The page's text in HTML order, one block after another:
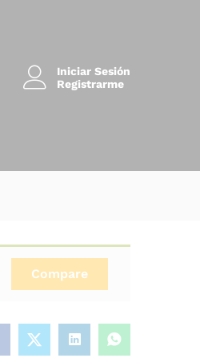
Iniciar Sesión
Registrarme
Compare